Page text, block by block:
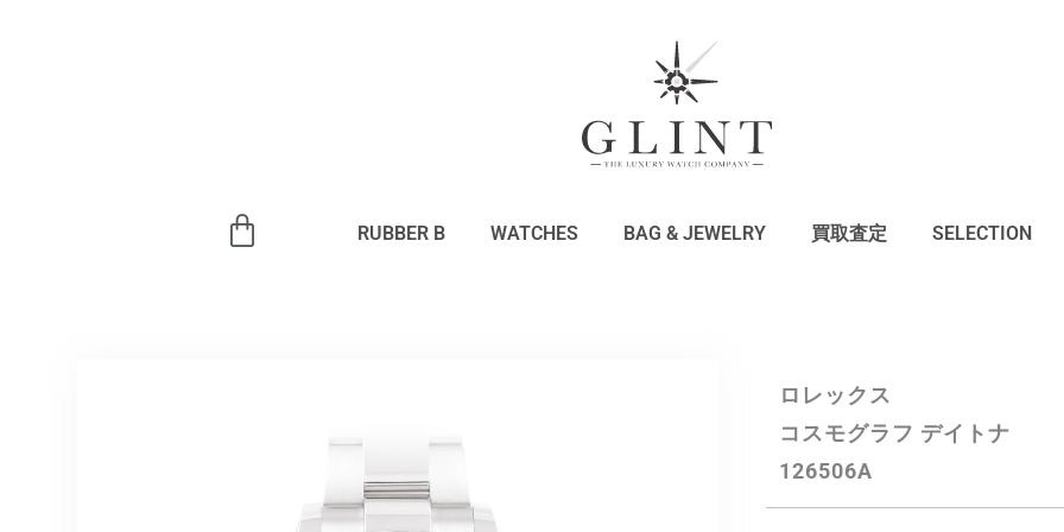
RUBBER B WATCHES BAG & JEWELRY 買取査定 SELECTION
ロレックス
コスモグラフ デイトナ
126506A